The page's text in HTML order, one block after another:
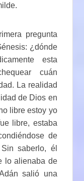
pregunta
¿dónde
esta
cuán
La realidad
de Dios en
libre estoy yo
libre, estaba
de
saberlo, él
lo alienaba de
salió una